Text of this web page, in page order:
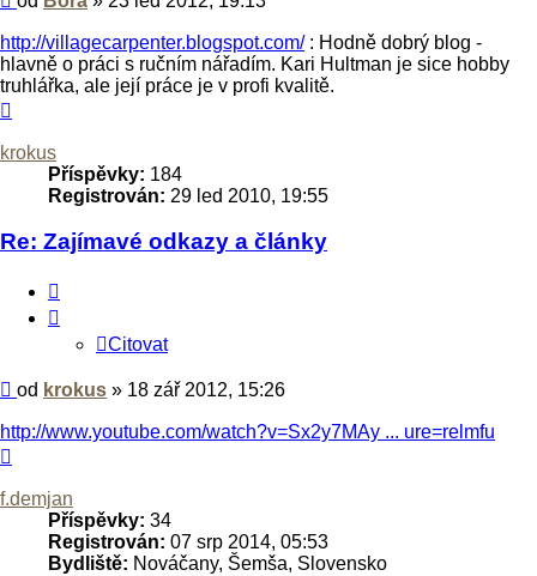
http://villagecarpenter.blogspot.com/: Hodně dobrý blog -
hlavně o práci s ručním nářadím. Kari Hultman je sice hobby
truhlářka, ale její práce je v profi kvalitě.
krokus
Příspěvky: 184
Registrován: 29 led 2010, 19:55
Re: Zajímavé odkazy a články
Citovat
Příspěvek
od krokus » 18 zář 2012, 15:26
http://www.youtube.com/watch?v=Sx2y7MAy ... ure=relmfu
f.demjan
Příspěvky: 34
Registrován: 07 srp 2014, 05:53
Bydliště: Nováčany, Šemša, Slovensko